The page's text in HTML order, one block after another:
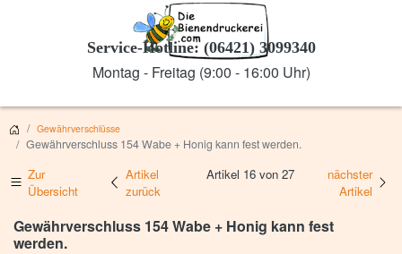
Service-Hotline: (06421) 3099340
Montag - Freitag (9:00 - 16:00 Uhr)
Gewährverschlüsse
Gewährverschluss 154 Wabe + Honig kann fest werden.
Zur
Übersicht
Artikel
zurück
Artikel 16 von 27
nächster
Artikel
Gewährverschluss 154 Wabe + Honig kann fest
werden.